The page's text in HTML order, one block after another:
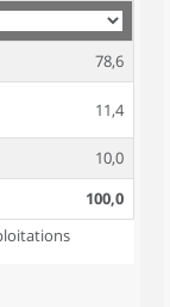
78,6
11,4
10,0
100,0